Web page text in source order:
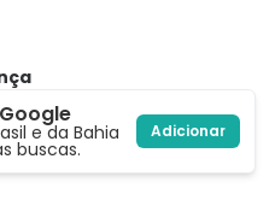
e da Bahia
buscas.
Adicionar